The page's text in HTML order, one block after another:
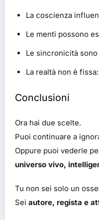
La coscienza
Le menti possono
Le sincronicità sono
La realtà non è
Conclusioni
Ora hai due scelte.
Puoi continuare a
Oppure puoi vederle
universo vivo,
Tu non sei solo un
Sei autore, regista e